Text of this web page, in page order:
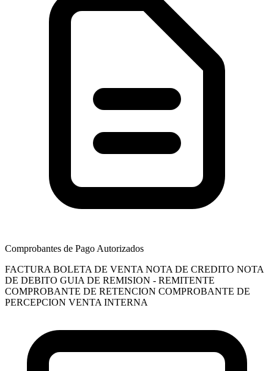
Comprobantes de Pago Autorizados
FACTURA BOLETA DE VENTA NOTA DE CREDITO NOTA
DE DEBITO GUIA DE REMISION - REMITENTE
COMPROBANTE DE RETENCION COMPROBANTE DE
PERCEPCION VENTA INTERNA